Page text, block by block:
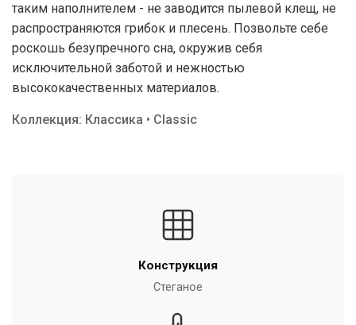
таким наполнителем - не заводится пылевой клещ, не
распространяются грибок и плесень. Позвольте себе
роскошь безупречного сна, окружив себя
исключительной заботой и нежностью
высококачественных материалов.
Коллекция: Классика • Classic
Конструкция
Стеганое